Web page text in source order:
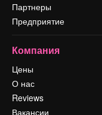
Партнеры
Предприятие
Компания
Цены
О нас
Reviews
Вакансии